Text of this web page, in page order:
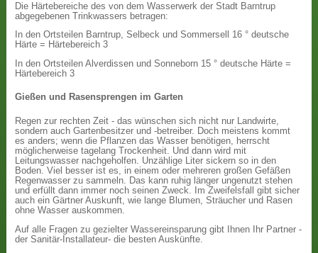
Die Härtebereiche des von dem Wasserwerk der Stadt Barntrup
abgegebenen Trinkwassers betragen:
In den Ortsteilen Barntrup, Selbeck und Sommersell 16 ° deutsche
Härte = Härtebereich 3
In den Ortsteilen Alverdissen und Sonneborn 15 ° deutsche Härte =
Härtebereich 3
Gießen und Rasensprengen im Garten
Regen zur rechten Zeit - das wünschen sich nicht nur Landwirte,
sondern auch Gartenbesitzer und -betreiber. Doch meistens kommt
es anders; wenn die Pflanzen das Wasser benötigen, herrscht
möglicherweise tagelang Trockenheit. Und dann wird mit
Leitungswasser nachgeholfen. Unzählige Liter sickern so in den
Boden. Viel besser ist es, in einem oder mehreren großen Gefäßen
Regenwasser zu sammeln. Das kann ruhig länger ungenutzt stehen
und erfüllt dann immer noch seinen Zweck. Im Zweifelsfall gibt sicher
auch ein Gärtner Auskunft, wie lange Blumen, Sträucher und Rasen
ohne Wasser auskommen.
Auf alle Fragen zu gezielter Wassereinsparung gibt Ihnen Ihr Partner -
der Sanitär-Installateur- die besten Auskünfte.